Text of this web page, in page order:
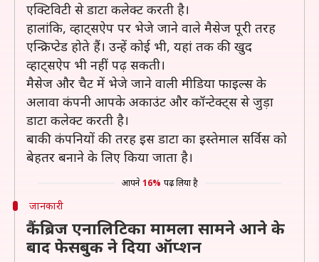
एक्टिविटी से डाटा कलेक्ट करती है।
हालांकि, व्हाट्सऐप पर भेजे जाने वाले मैसेज पूरी तरह
एन्क्रिप्टेड होते हैं। उन्हें कोई भी, यहां तक की खुद
व्हाट्सऐप भी नहीं पढ़ सकती।
मैसेज और चैट में भेजे जाने वाली मीडिया फाइल्स के
अलावा कंपनी आपके अकाउंट और कॉन्टेक्ट्स से जुड़ा
डाटा कलेक्ट करती है।
बाकी कंपनियों की तरह इस डाटा का इस्तेमाल सर्विस को
बेहतर बनाने के लिए किया जाता है।
आपने 16% पढ़ लिया है
जानकारी
कैंब्रिज एनालिटिका मामला सामने आने के
बाद फेसबुक ने दिया ऑप्शन